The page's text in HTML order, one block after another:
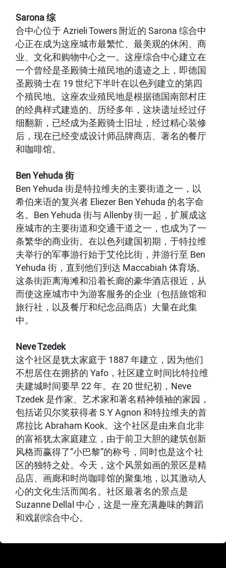
Sarona 综
合中心位于 Azrieli Towers 附近的 Sarona 综合中
心正在成为这座城市最繁忙、最美观的休闲、商
业、文化和购物中心之一。这座综合中心建立在
一个曾经是圣殿骑士殖民地的遗迹之上，即德国
圣殿骑士在 19 世纪下半叶在以色列建立的第四
个殖民地。这座农业殖民地是根据德国南部村庄
的经典样式建造的。历经多年，这块遗址经过仔
细翻新，已经成为圣殿骑士旧址，经过精心装修
后，现在已经变成设计师品牌商店、著名的餐厅
和咖啡馆。
Ben Yehuda 街
Ben Yehuda 街是特拉维夫的主要街道之一，以
希伯来语的复兴者 Eliezer Ben Yehuda 的名字命
名。Ben Yehuda 街与 Allenby 街一起，扩展成这
座城市的主要街道和交通干道之一，也成为了一
条繁华的商业街。在以色列建国初期，于特拉维
夫举行的军事游行始于艾伦比街，并游行至 Ben
Yehuda 街，直到他们到达 Maccabiah 体育场。
这条街距离海滩和沿着长廊的豪华酒店很近，从
而使这座城市中为游客服务的企业（包括旅馆和
旅行社，以及餐厅和纪念品商店）大量在此集
中。
Neve Tzedek
这个社区是犹太家庭于 1887 年建立，因为他们
不想居住在拥挤的 Yafo，社区建立时间比特拉维
夫建城时间要早 22 年。在 20 世纪初，Neve
Tzedek 是作家、艺术家和著名精神领袖的家园，
包括诺贝尔奖获得者 S.Y Agnon 和特拉维夫的首
席拉比 Abraham Kook。这个社区是由来自北非
的富裕犹太家庭建立，由于前卫大胆的建筑创新
风格而赢得了“小巴黎”的称号，同时也是这个社
区的独特之处。今天，这个风景如画的景区是精
品店、画廊和时尚咖啡馆的聚集地，以其激动人
心的文化生活而闻名。社区最著名的景点是
Suzanne Dellal 中心，这是一座充满趣味的舞蹈
和戏剧综合中心。